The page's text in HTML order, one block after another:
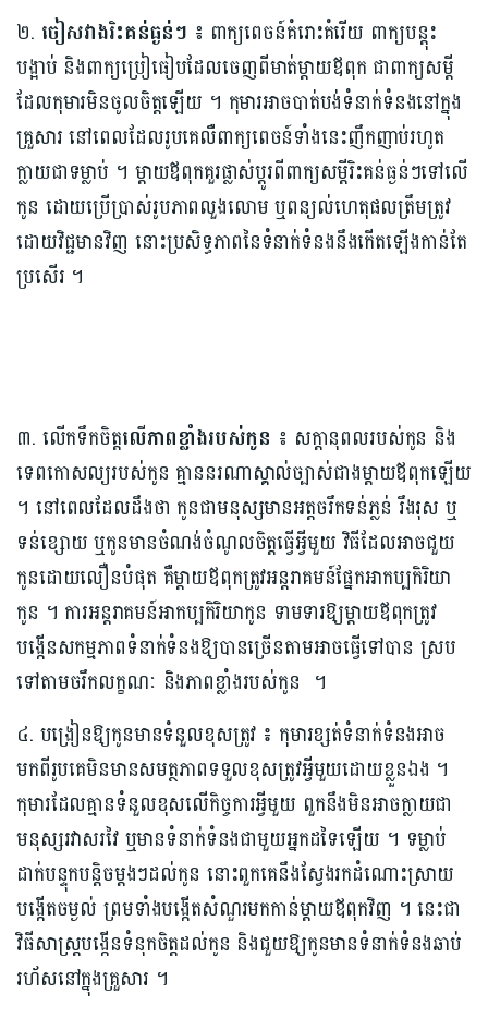
២. ចៀសវាងរិះគន់​ធ្ងន់ៗ ៖ ពាក្យពេចន៍គំរោះគំរើយ ពាក្យបន្តុះ
បង្អាប់ និងពាក្យប្រៀធៀបដែលចេញពីមាត់ម្តាយឪពុក ជាពាក្យសម្តី
ដែលកុមារមិនចូលចិត្តឡើយ ។ កុមារអាចបាត់បង់ទំនាក់ទំនងនៅក្នុង
គ្រួសារ នៅពេលដែលរូបគេលឺពាក្យពេចន៍ទាំងនេះញឹកញាប់រហូត
ក្លាយជាទម្លាប់ ។ ម្តាយឪពុកគួរផ្លាស់ប្តូរពីពាក្យសម្តីរិះគន់ធ្ងន់ៗទៅលើ
កូន ដោយប្រើប្រាស់រូបភាពលួងលោម ឬពន្យល់ហេតុផលត្រឹមត្រូវ
ដោយវិជ្ជមានវិញ នោះប្រសិទ្ធភាពនៃទំនាក់ទំនងនឹងកើតឡើងកាន់តែ
ប្រសើរ ។
៣. លើកទឹកចិត្តលើភាពខ្លាំងរបស់កូន ៖ សក្តានុពលរបស់កូន និង
ទេពកោសល្យរបស់កូន គ្មាននរណាស្គាល់ច្បាស់ជាងម្តាយឪពុកឡើយ
។ នៅពេលដែលដឹងថា កូនជាមនុស្សមានអត្តចរឹកទន់ភ្លន់ រឹងរុស ឬ
ទន់ខ្សោយ ឬកូនមានចំណង់ចំណូលចិត្តធ្វើអ្វីមួយ វិធីដែលអាចជួយ
កូនដោយលឿនបំផុត គឺម្តាយឪពុកត្រូវអន្តរាគមន៍ផ្នែកអាកប្បកិរិយា
កូន ។ ការអន្តរាគមន៍អាកប្បកិរិយាកូន ទាមទារឱ្យម្តាយឪពុកត្រូវ
បង្កើនសកម្មភាពទំនាក់ទំនងឱ្យបានច្រើនតាមអាចធ្វើទៅបាន ស្រប
ទៅតាមចរឹកលក្ខណៈ និងភាពខ្លាំងរបស់កូន ។
៤. បង្រៀនឱ្យកូនមានទំនួលខុសត្រូវ ៖ កុមារខ្សត់ទំនាក់ទំនងអាច
មកពីរូបគេមិនមានសមត្ថភាពទទួលខុសត្រូវអ្វីមួយដោយខ្លួនឯង ។
កុមារដែលគ្មានទំនួលខុសលើកិច្ចការអ្វីមួយ ពួកនឹងមិនអាចក្លាយជា
មនុស្សរវាសរវៃ ឬមានទំនាក់ទំនងជាមួយអ្នកដទៃឡើយ ។ ទម្លាប់
ដាក់បន្ទុកបន្តិចម្តងៗដល់កូន នោះពួកគេនឹងស្វែងរកដំណោះស្រាយ
បង្កើតចម្ងល់ ព្រមទាំងបង្កើតសំណួរមកកាន់ម្តាយឪពុកវិញ ។ នេះជា
វិធីសាស្ត្របង្កើនទំនុកចិត្តដល់កូន និងជួយឱ្យកូនមានទំនាក់ទំនងឆាប់
រហ័សនៅក្នុងគ្រួសារ ។